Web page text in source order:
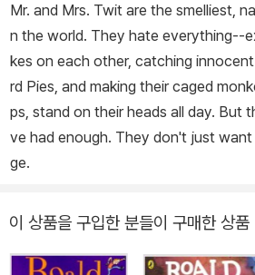
고 10년 뒤인 2000년에 실시된 ‘세계 책의
독자들이 가장 사랑하는 작가로 뽑혔다.
Mr. and Mrs. Twit are the smelliest,
n the world. They hate everything--
kes on each other, catching
rd Pies, and making their caged
ps, stand on their heads all day. But
ve had enough. They don't just
ge.
이 상품을 구입한 분들이 구매한 상품